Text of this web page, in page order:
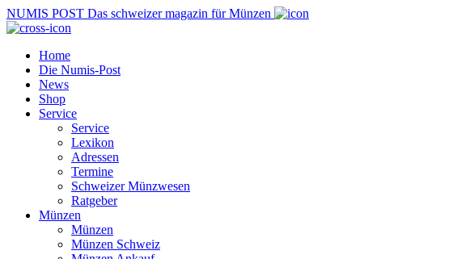
NUMIS POST Das schweizer magazin für Münzen
Home
Die Numis-Post
News
Shop
Service
Service
Lexikon
Adressen
Termine
Schweizer Münzwesen
Ratgeber
Münzen
Münzen
Münzen Schweiz